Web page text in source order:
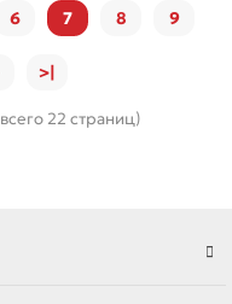
6 7 8 9
>|
22 страниц)